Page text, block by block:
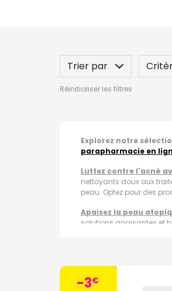
Trier par
Spécificité
Réinitialiser les filtres
Explorez notre
parapharmacie en
Luttez contre l'acné
nettoyants doux aux
peau. Optez pour des
Apaisez la peau
solutions apaisantes et
des ingrédients
-3€